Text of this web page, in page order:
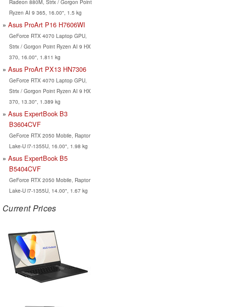
Radeon 880M, Strix / Gorgon Point
Ryzen AI 9 365, 16.00", 1.5 kg
Asus ProArt P16 H7606WI
GeForce RTX 4070 Laptop GPU,
Strix / Gorgon Point Ryzen AI 9 HX
370, 16.00", 1.811 kg
Asus ProArt PX13 HN7306
GeForce RTX 4070 Laptop GPU,
Strix / Gorgon Point Ryzen AI 9 HX
370, 13.30", 1.389 kg
Asus ExpertBook B3
B3604CVF
GeForce RTX 2050 Mobile, Raptor
Lake-U i7-1355U, 16.00", 1.98 kg
Asus ExpertBook B5
B5404CVF
GeForce RTX 2050 Mobile, Raptor
Lake-U i7-1355U, 14.00", 1.67 kg
Current Prices